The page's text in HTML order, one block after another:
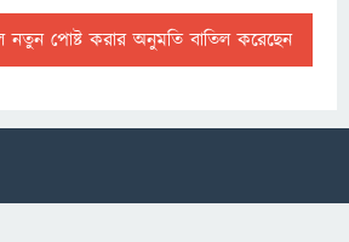
নতুন পোষ্ট করার অনুমতি বাতিল করেছেন